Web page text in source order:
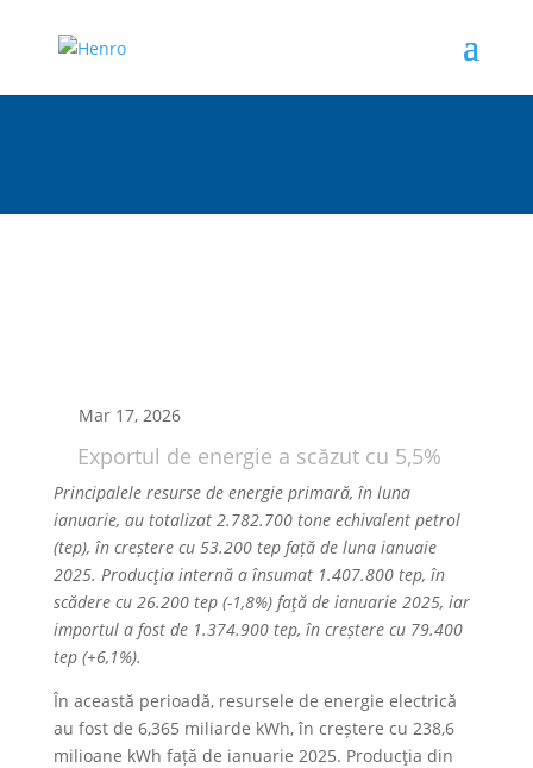
Mar 17, 2026
Exportul de energie a scăzut cu 5,5%
Principalele resurse de energie primară, în luna
ianuarie, au totalizat 2.782.700 tone echivalent petrol
(tep), în creștere cu 53.200 tep față de luna ianuaie
2025. Producţia internă a însumat 1.407.800 tep, în
scădere cu 26.200 tep (-1,8%) faţă de ianuarie 2025, iar
importul a fost de 1.374.900 tep, în creștere cu 79.400
tep (+6,1%).
În această perioadă, resursele de energie electrică
au fost de 6,365 miliarde kWh, în creștere cu 238,6
milioane kWh față de ianuarie 2025. Producţia din